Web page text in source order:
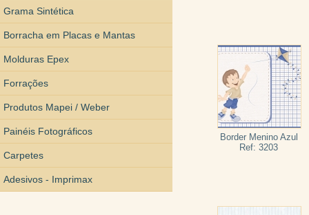
Grama Sintética
Borracha em Placas e Mantas
Molduras Epex
Forrações
Produtos Mapei / Weber
Painéis Fotográficos
Carpetes
Adesivos - Imprimax
Border Menino Azul
Ref: 3203